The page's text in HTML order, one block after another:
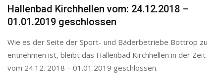
Hallenbad Kirchhellen vom: 24.12.2018 –
01.01.2019 geschlossen
Wie es der Seite der Sport- und Bäderbetriebe Bottrop zu
entnehmen ist, bleibt das Hallenbad Kirchhellen in der Zeit
vom 24.12. 2018 – 01.01.2019 geschlossen.